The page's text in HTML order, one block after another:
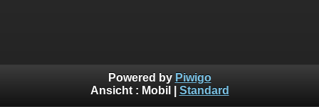
Powered by Piwigo
Ansicht : Mobil Standard